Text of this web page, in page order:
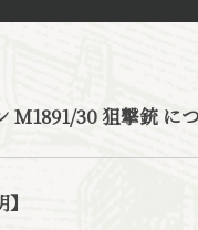
M1891/30 狙撃銃 に